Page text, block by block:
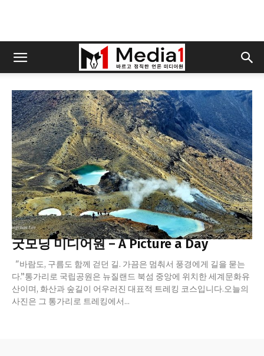
오늘의 사진
굿모닝 미디어원 – A Picture a Day
"바람도, 구름도 함께 걷던 길. 가끔은 멈춰서 풍경에게 길을 묻는
다.”통가리로 국립공원은 뉴질랜드 북섬 중앙에 위치한 세계문화유
산이며, 화산과 숲길이 어우러진 대표적 트레킹 코스입니다.오늘의
사진은 그 통가리로 트레킹에서...